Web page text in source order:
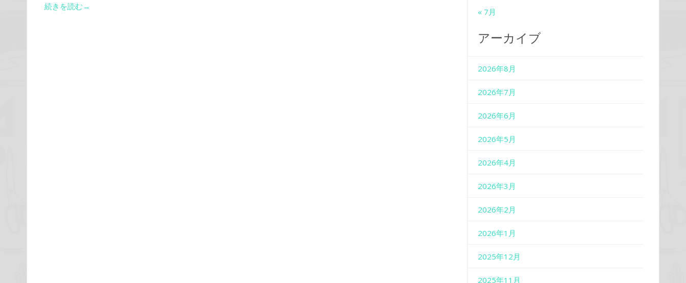
続きを読む→
« 7月
アーカイブ
2026年8月
2026年7月
2026年6月
2026年5月
2026年4月
2026年3月
2026年2月
2026年1月
2025年12月
2025年11月